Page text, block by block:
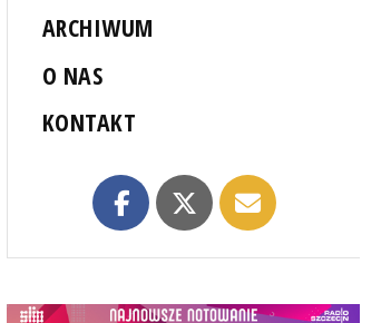
ARCHIWUM
O NAS
KONTAKT